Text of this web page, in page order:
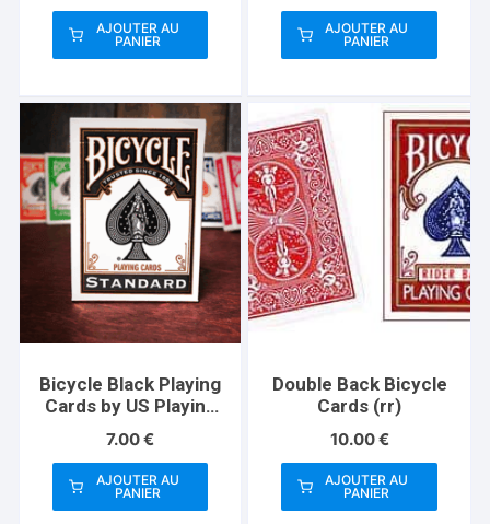
AJOUTER AU
PANIER
AJOUTER AU
PANIER
Bicycle Black Playing
Cards by US Playing
Card Co
7.00€
AJOUTER AU
PANIER
Double Back Bicycle
Cards (rr)
10.00€
AJOUTER AU
PANIER